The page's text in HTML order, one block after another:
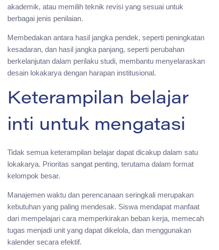
akademik, atau memilih teknik revisi yang sesuai untuk
berbagai jenis penilaian.
Membedakan antara hasil jangka pendek, seperti peningkatan
kesadaran, dan hasil jangka panjang, seperti perubahan
berkelanjutan dalam perilaku studi, membantu menyelaraskan
desain lokakarya dengan harapan institusional.
Keterampilan belajar
inti untuk mengatasi
Tidak semua keterampilan belajar dapat dicakup dalam satu
lokakarya. Prioritas sangat penting, terutama dalam format
kelompok besar.
Manajemen waktu dan perencanaan seringkali merupakan
kebutuhan yang paling mendesak. Siswa mendapat manfaat
dari mempelajari cara memperkirakan beban kerja, memecah
tugas menjadi unit yang dapat dikelola, dan menggunakan
kalender secara efektif.